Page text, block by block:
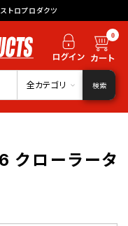
トロプロダクツ
0
全カテゴリ 検索
ローラータ